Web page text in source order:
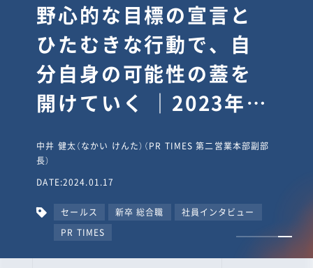
逆境では自分のスタン
スを変え“予想を裏切
り、期待を超える”【真
輔塾・前編】
山田真輔（やまだ しんすけ）（執行役員 兼 Jooto事業部
長）
DATE:2023.09.08
カルチャー CxO キャリア入社 Jooto